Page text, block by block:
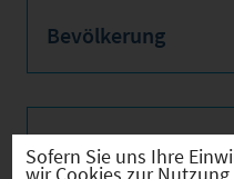
Bevölkerung
Sozialvers.
Sofern Sie uns Ihre
wir Cookies zur